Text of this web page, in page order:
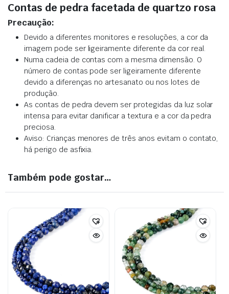
Contas de pedra facetada de quartzo rosa
Precaução:
Devido a diferentes monitores e resoluções, a cor da
imagem pode ser ligeiramente diferente da cor real.
Numa cadeia de contas com a mesma dimensão. O
número de contas pode ser ligeiramente diferente
devido a diferenças no artesanato ou nos lotes de
produção.
As contas de pedra devem ser protegidas da luz solar
intensa para evitar danificar a textura e a cor da pedra
preciosa.
Aviso: Crianças menores de três anos evitam o contato,
há perigo de asfixia.
Também pode gostar…